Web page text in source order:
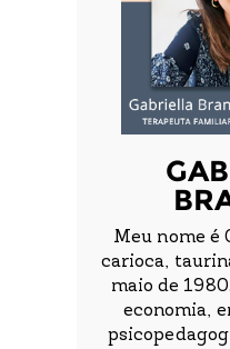
Meu nome é
carioca,
maio de
economia,